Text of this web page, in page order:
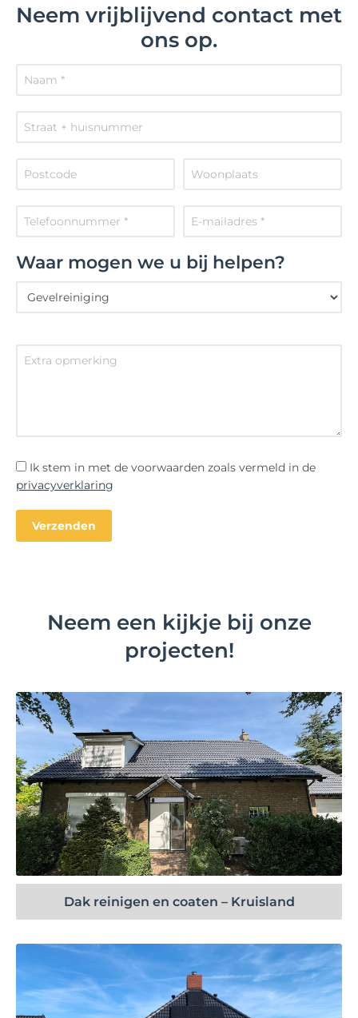
Neem vrijblijvend contact met
ons op.
Waar mogen we u bij helpen?
Ik stem in met de voorwaarden zoals vermeld in de
privacyverklaring
Neem een kijkje bij onze
projecten!
Bekijk project
Dak reinigen en coaten – Kruisland